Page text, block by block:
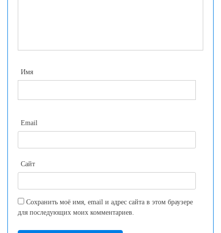
Имя
Email
Сайт
Сохранить моё имя, email и адрес сайта в этом браузере
для последующих моих комментариев.